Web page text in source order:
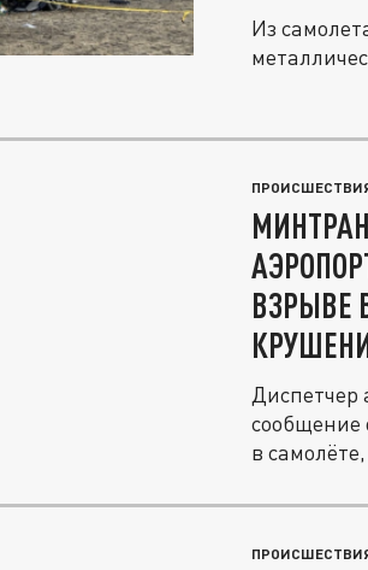
Из
ВЗРЫВЕ
Диспетчер
сообщение о взрыве кислородного
в